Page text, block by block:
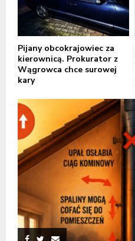
Pijany obcokrajowiec za
kierownicą. Prokurator z
Wągrowca chce surowej
kary